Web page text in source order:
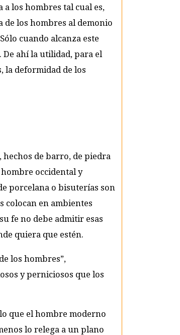
los hombres tal cual es,
de los hombres al demonio
cuando alcanza este
ahí la utilidad, para el
la deformidad de los
hechos de barro, de piedra
occidental y
porcelana o bisuterías son
colocan en ambientes
fe no debe admitir esas
quiera que estén.
los hombres”,
y perniciosos que los
que el hombre moderno
lo relega a un plano